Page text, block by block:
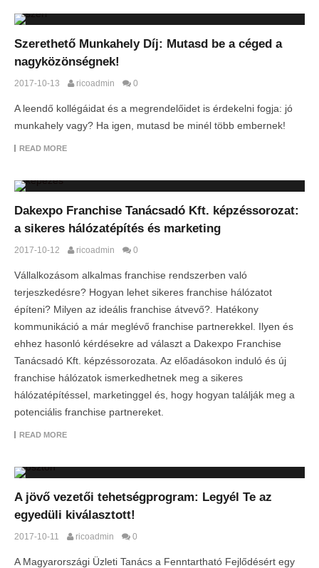
Szerethető Munkahely Díj: Mutasd be a céged a
nagyközönségnek!
2017-10-13 ricoadmin 0
A leendő kollégáidat és a megrendelőidet is érdekelni fogja: jó
munkahely vagy? Ha igen, mutasd be minél több embernek!
READ MORE
Dakexpo Franchise Tanácsadó Kft. képzéssorozat:
a sikeres hálózatépítés és marketing
2017-10-12 ricoadmin 0
Vállalkozásom alkalmas franchise rendszerben való
terjeszkedésre? Hogyan lehet sikeres franchise hálózatot
építeni? Milyen az ideális franchise átvevő?. Hatékony
kommunikáció a már meglévő franchise partnerekkel. Ilyen és
ehhez hasonló kérdésekre ad választ a Dakexpo Franchise
Tanácsadó Kft. képzéssorozata. Az előadásokon induló és új
franchise hálózatok ismerkedhetnek meg a sikeres
hálózatépítéssel, marketinggel és, hogy hogyan találják meg a
potenciális franchise partnereket.
READ MORE
A jövő vezetői tehetségprogram: Legyél Te az
egyedüli kiválasztott!
2017-10-11 ricoadmin 0
A Magyarországi Üzleti Tanács a Fenntartható Fejlődésért egy